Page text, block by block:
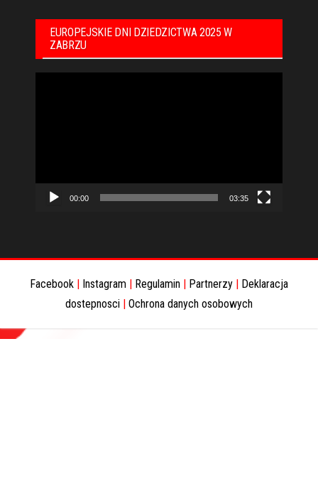
EUROPEJSKIE DNI DZIEDZICTWA 2025 W
ZABRZU
00:00 03:35
Facebook | Instagram | Regulamin | Partnerzy | Deklaracja
dostepnosci | Ochrona danych osobowych